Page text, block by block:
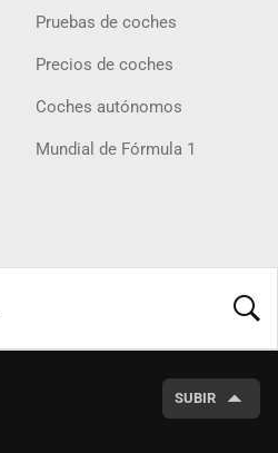
Pruebas de coches
Precios de coches
Coches autónomos
Mundial de Fórmula 1
SUBIR